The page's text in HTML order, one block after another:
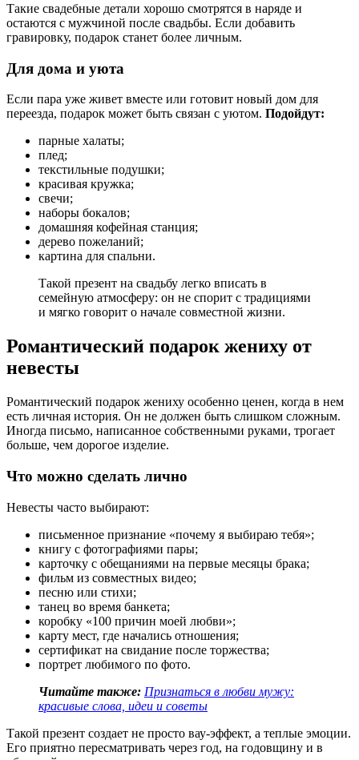
Такие свадебные детали хорошо смотрятся в наряде и
остаются с мужчиной после свадьбы. Если добавить
гравировку, подарок станет более личным.
Для дома и уюта
Если пара уже живет вместе или готовит новый дом для
переезда, подарок может быть связан с уютом. Подойдут:
парные халаты;
плед;
текстильные подушки;
красивая кружка;
свечи;
наборы бокалов;
домашняя кофейная станция;
дерево пожеланий;
картина для спальни.
Такой презент на свадьбу легко вписать в
семейную атмосферу: он не спорит с традициями
и мягко говорит о начале совместной жизни.
Романтический подарок жениху от
невесты
Романтический подарок жениху особенно ценен, когда в нем
есть личная история. Он не должен быть слишком сложным.
Иногда письмо, написанное собственными руками, трогает
больше, чем дорогое изделие.
Что можно сделать лично
Невесты часто выбирают:
письменное признание «почему я выбираю тебя»;
книгу с фотографиями пары;
карточку с обещаниями на первые месяцы брака;
фильм из совместных видео;
песню или стихи;
танец во время банкета;
коробку «100 причин моей любви»;
карту мест, где начались отношения;
сертификат на свидание после торжества;
портрет любимого по фото.
Читайте также: Признаться в любви мужу:
красивые слова, идеи и советы
Такой презент создает не просто вау-эффект, а теплые эмоции.
Его приятно пересматривать через год, на годовщину и в